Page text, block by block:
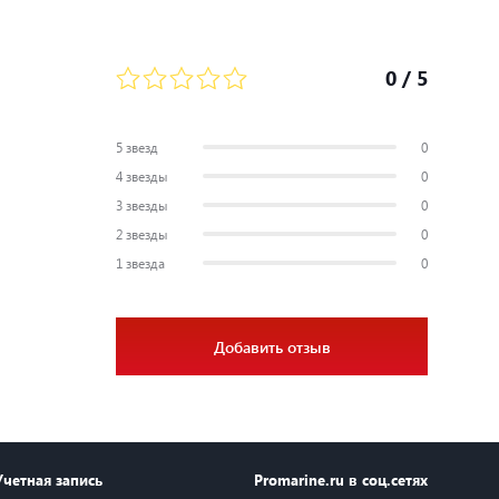
0 / 5
5 звезд
0
4 звезды
0
3 звезды
0
2 звезды
0
1 звезда
0
Добавить отзыв
запись Promarine.ru в соц.сетях